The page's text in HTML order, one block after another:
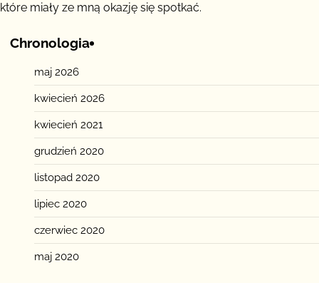
które miały ze mną okazję się spotkać.
Chronologia
maj 2026
kwiecień 2026
kwiecień 2021
grudzień 2020
listopad 2020
lipiec 2020
czerwiec 2020
maj 2020